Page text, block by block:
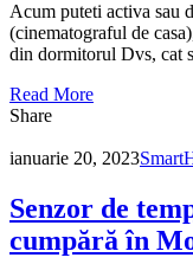
Acum puteti activa sau
(cinematograful de
din dormitorul Dvs, cat
Read More
Share
ianuarie 20, 2023
Senzor de
cumpără în